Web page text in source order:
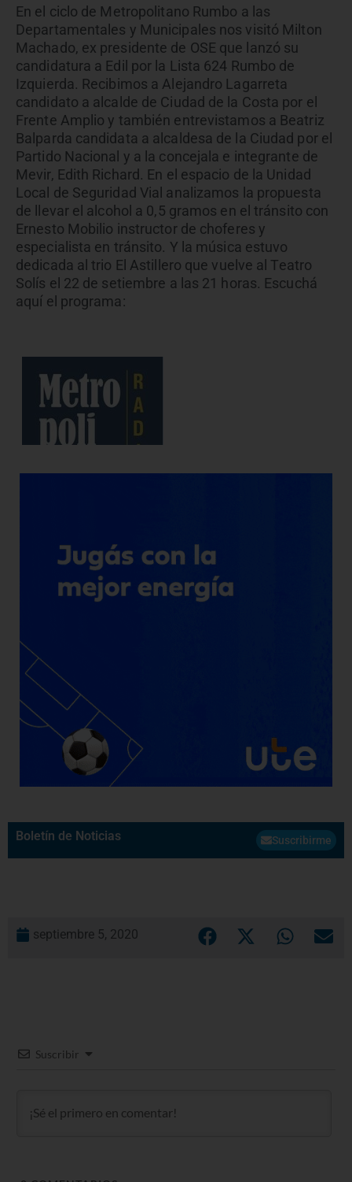
En el ciclo de Metropolitano Rumbo a las
Departamentales y Municipales nos visitó Milton
Machado, ex presidente de OSE que lanzó su
candidatura a Edil por la Lista 624 Rumbo de
Izquierda. Recibimos a Alejandro Lagarreta
candidato a alcalde de Ciudad de la Costa por el
Frente Amplio y también entrevistamos a Beatriz
Balparda candidata a alcaldesa de la Ciudad por el
Partido Nacional y a la concejala e integrante de
Mevir, Edith Richard. En el espacio de la Unidad
Local de Seguridad Vial analizamos la propuesta
de llevar el alcohol a 0,5 gramos en el tránsito con
Ernesto Mobilio instructor de choferes y
especialista en tránsito. Y la música estuvo
dedicada al trio El Astillero que vuelve al Teatro
Solís el 22 de setiembre a las 21 horas. Escuchá
aquí el programa:
Boletín de Noticias Suscribirme
septiembre 5, 2020
Suscribir